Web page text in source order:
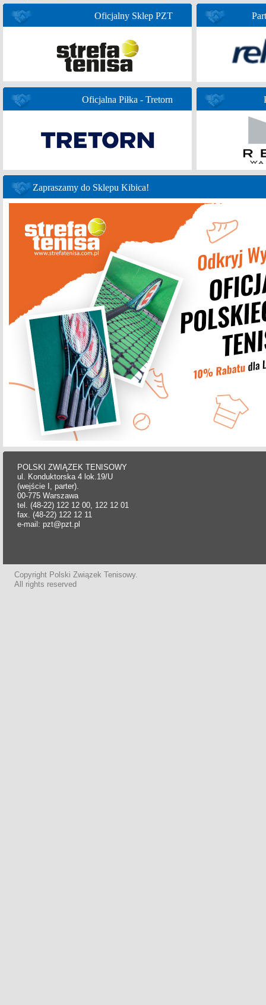
Oficjalny Sklep PZT
Oficjalna Piłka - Tretorn
Zapraszamy do Sklepu Kibica!
POLSKI ZWIĄZEK TENISOWY
ul. Konduktorska 4 lok.19/U
(wejście I, parter).
00-775 Warszawa
tel. (48-22) 122 12 00, 122 12 01
fax. (48-22) 122 12 11
e-mail: pzt@pzt.pl
Copyright Polski Związek Tenisowy.
All rights reserved